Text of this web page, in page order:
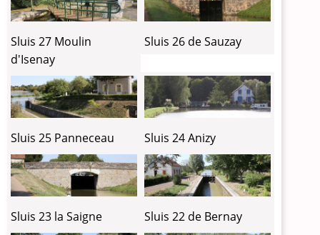
Sluis 27 Moulin
d'Isenay
Sluis 26 de Sauzay
Sluis 25 Panneceau Sluis 24 Anizy
Sluis 23 la Saigne Sluis 22 de Bernay